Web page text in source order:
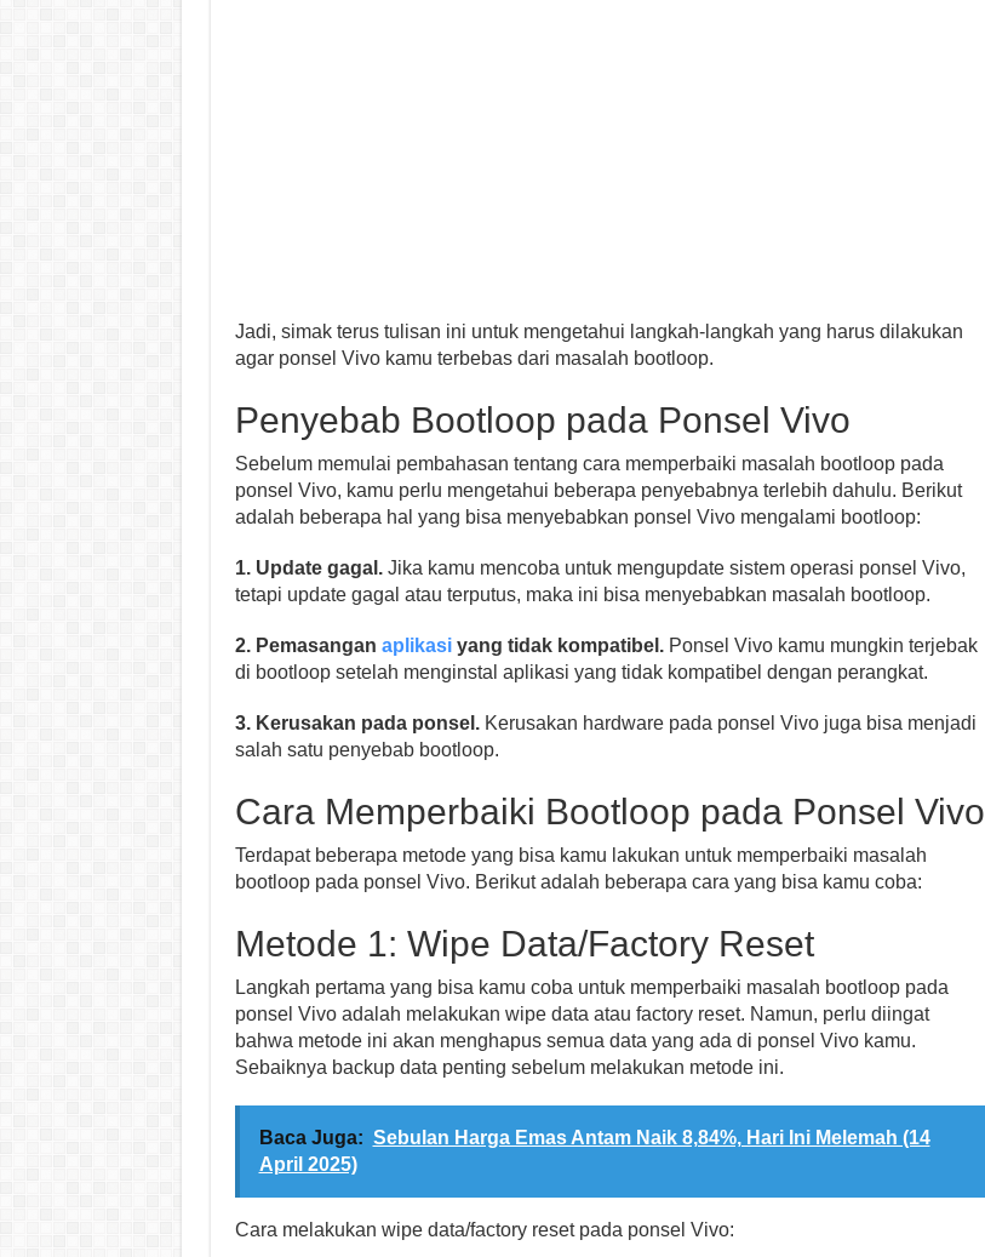
Jadi, simak terus tulisan ini untuk mengetahui langkah-langkah yang harus dilakukan
agar ponsel Vivo kamu terbebas dari masalah bootloop.
Penyebab Bootloop pada Ponsel Vivo
Sebelum memulai pembahasan tentang cara memperbaiki masalah bootloop pada
ponsel Vivo, kamu perlu mengetahui beberapa penyebabnya terlebih dahulu. Berikut
adalah beberapa hal yang bisa menyebabkan ponsel Vivo mengalami bootloop:
1. Update gagal.Jika kamu mencoba untuk mengupdate sistem operasi ponsel Vivo,
tetapi update gagal atau terputus, maka ini bisa menyebabkan masalah bootloop.
2. Pemasangan aplikasiyang tidak kompatibel.Ponsel Vivo kamu mungkin terjebak
di bootloop setelah menginstal aplikasi yang tidak kompatibel dengan perangkat.
3. Kerusakan pada ponsel.Kerusakan hardware pada ponsel Vivo juga bisa menjadi
salah satu penyebab bootloop.
Cara Memperbaiki Bootloop pada Ponsel Vivo
Terdapat beberapa metode yang bisa kamu lakukan untuk memperbaiki masalah
bootloop pada ponsel Vivo. Berikut adalah beberapa cara yang bisa kamu coba:
Metode 1: Wipe Data/Factory Reset
Langkah pertama yang bisa kamu coba untuk memperbaiki masalah bootloop pada
ponsel Vivo adalah melakukan wipe data atau factory reset. Namun, perlu diingat
bahwa metode ini akan menghapus semua data yang ada di ponsel Vivo kamu.
Sebaiknya backup data penting sebelum melakukan metode ini.
Baca Juga: Sebulan Harga Emas Antam Naik 8,84%, Hari Ini Melemah (14
April 2025)
Cara melakukan wipe data/factory reset pada ponsel Vivo: